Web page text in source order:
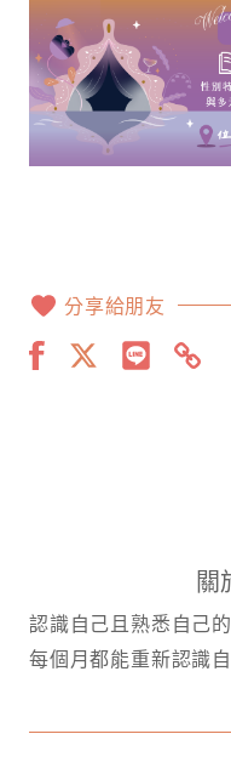
分享給朋友
關
認識自己且熟悉自己
每個月都能重新認識